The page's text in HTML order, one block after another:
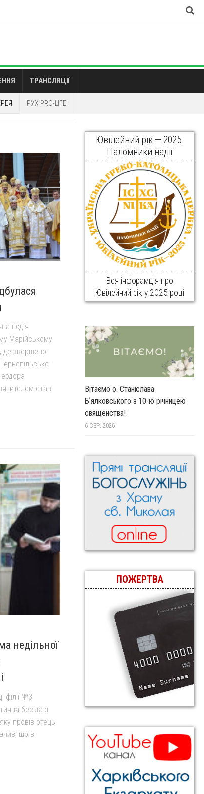
ТРАНСЛЯЦІЇ
РУХ PRO-LIFE
подія
Марійському
де звершено
став
недільної
філії №3
бесіда з
провів отець
що в
Ювілейний рік — 2025.
Паломники надії
Вся інфорамція про
Ювілейний рік у 2025 році
Вітаємо о. Станіслава
Бʼялковського з 10-ю річницею
священства!
6 СЕР, 2026
ПОЖЕРТВА